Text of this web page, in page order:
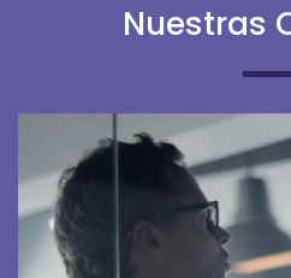
Nuestras